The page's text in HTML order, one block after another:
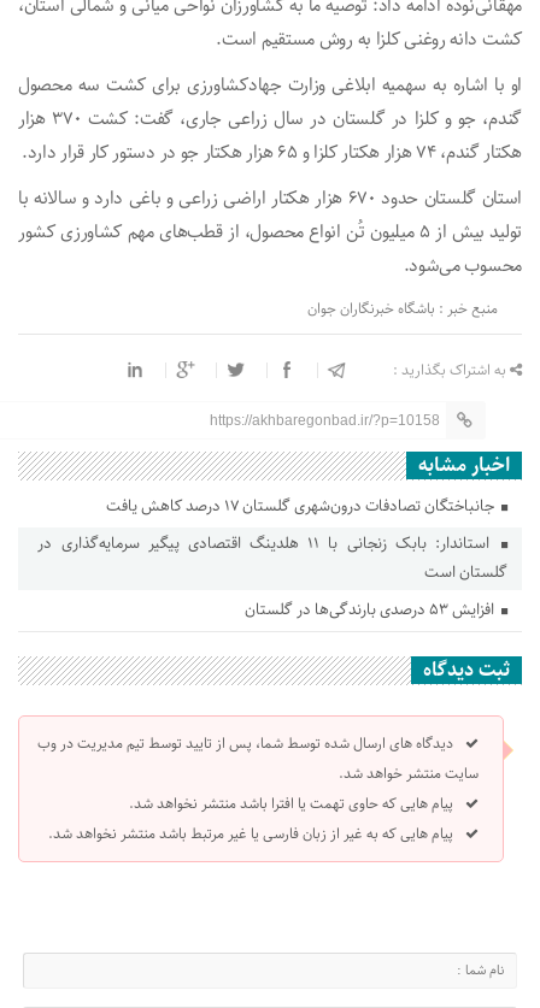
کشت دانه روغنی کلزا به روش مستقیم است.
او با اشاره به سهمیه ابلاغی وزارت جهادکشاورزی برای کشت سه محصول
گندم، جو و کلزا در گلستان در سال زراعی جاری، گفت: کشت ۳۷۰ هزار
هکتار گندم، ۷۴ هزار هکتار کلزا و ۶۵ هزار هکتار جو در دستور کار قرار دارد.
استان گلستان حدود ۶۷۰ هزار هکتار اراضی زراعی و باغی دارد و سالانه با
تولید بیش از ۵ میلیون تُن انواع محصول، از قطب‌های مهم کشاورزی کشور
محسوب می‌شود.
منبع خبر : باشگاه خبرنگاران جوان
به اشتراک بگذارید :
https://akhbaregonbad.ir/?p=10158
اخبار مشابه
جانباختگان تصادفات درون‌شهری گلستان ۱۷ درصد کاهش یافت
استاندار: بابک زنجانی با ۱۱ هلدینگ اقتصادی پیگیر سرمایه‌گذاری در
گلستان است
افزایش ۵۳ درصدی بارندگی‌ها در گلستان
ثبت دیدگاه
دیدگاه های ارسال شده توسط شما، پس از تایید توسط تیم مدیریت در وب
سایت منتشر خواهد شد.
پیام هایی که حاوی تهمت یا افترا باشد منتشر نخواهد شد.
پیام هایی که به غیر از زبان فارسی یا غیر مرتبط باشد منتشر نخواهد شد.